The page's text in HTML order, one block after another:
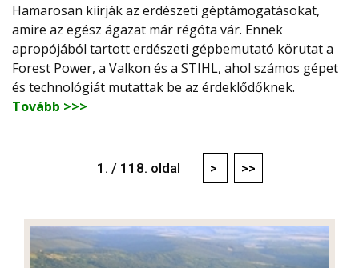
Hamarosan kiírják az erdészeti géptámogatásokat,
amire az egész ágazat már régóta vár. Ennek
apropójából tartott erdészeti gépbemutató körutat a
Forest Power, a Valkon és a STIHL, ahol számos gépet
és technológiát mutattak be az érdeklődőknek.
Tovább >>>
1. / 118. oldal > >>